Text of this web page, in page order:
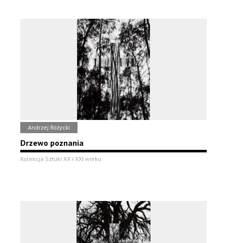
Andrzej Różycki
Drzewo poznania
Kolekcja Sztuki XX i XXI wieku